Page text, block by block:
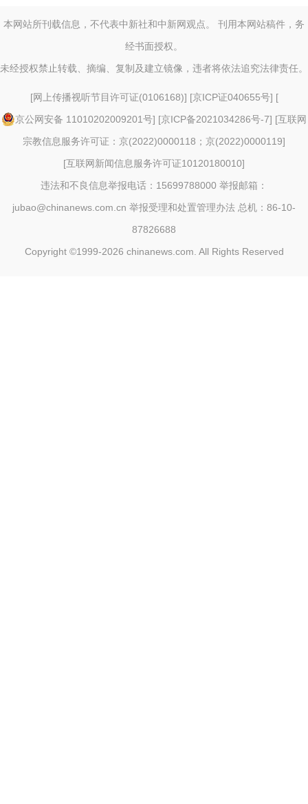
本网站所刊载信息，不代表中新社和中新网观点。 刊用本网站稿件，务
经书面授权。
未经授权禁止转载、摘编、复制及建立镜像，违者将依法追究法律责任。
[网上传播视听节目许可证(0106168)] [京ICP证040655号] [
京公网安备 11010202009201号] [京ICP备2021034286号-7] [互联网
宗教信息服务许可证：京(2022)0000118；京(2022)0000119]
[互联网新闻信息服务许可证10120180010]
违法和不良信息举报电话：15699788000 举报邮箱：
jubao@chinanews.com.cn 举报受理和处置管理办法 总机：86-10-
87826688
Copyright ©1999-2026 chinanews.com. All Rights Reserved